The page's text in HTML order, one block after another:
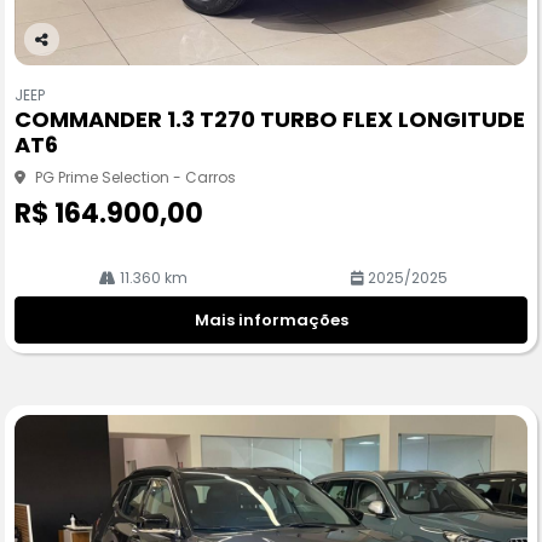
Co
pa
rtil
he
JEEP
COMMANDER 1.3 T270 TURBO FLEX LONGITUDE
AT6
PG Prime Selection - Carros
R$ 164.900,00
11.360 km 2025/2025
Mais informações